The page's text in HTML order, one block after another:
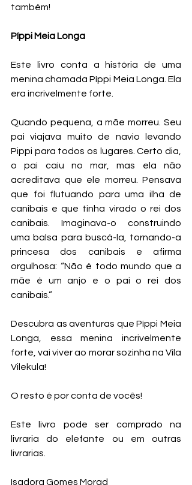
também!
Píppi Meia Longa
Este livro conta a história de uma
menina chamada Píppi Meia Longa. Ela
era incrivelmente forte.
Quando pequena, a mãe morreu. Seu
pai viajava muito de navio levando
Pippi para todos os lugares. Certo dia,
o pai caiu no mar, mas ela não
acreditava que ele morreu. Pensava
que foi flutuando para uma ilha de
canibais e que tinha virado o rei dos
canibais. Imaginava-o construindo
uma balsa para buscá-la, tornando-a
princesa dos canibais e afirma
orgulhosa: “Não é todo mundo que a
mãe é um anjo e o pai o rei dos
canibais.”
Descubra as aventuras que Píppi Meia
Longa, essa menina incrivelmente
forte, vai viver ao morar sozinha na Vila
Vilekula!
O resto é por conta de vocês!
Este livro pode ser comprado na
livraria do elefante ou em outras
livrarias.
Isadora Gomes Morad